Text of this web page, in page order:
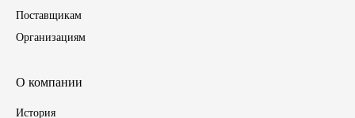
КРАЗ
Поставщикам
Организациям
О компании
История